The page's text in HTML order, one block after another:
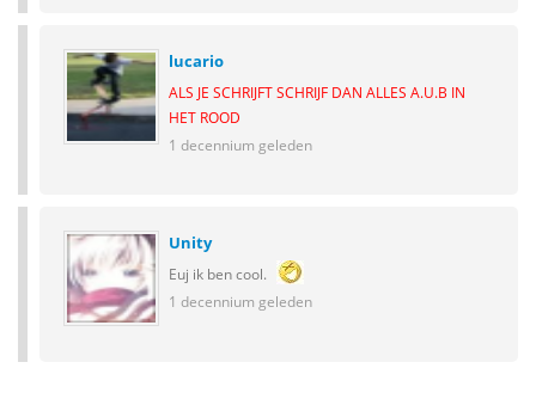
lucario
ALS JE SCHRIJFT SCHRIJF DAN ALLES A.U.B IN
HET ROOD
1 decennium geleden
Unity
Euj ik ben cool.
1 decennium geleden